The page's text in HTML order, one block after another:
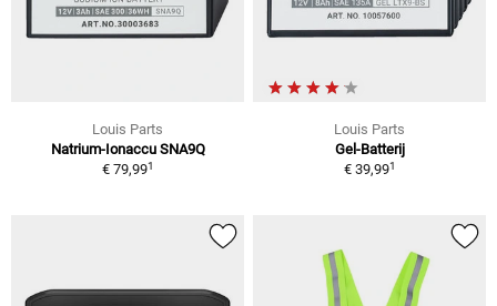
Louis Parts
Natrium-Ionaccu SNA9Q
€ 79,991
Louis Parts
Gel-Batterij
€ 39,991